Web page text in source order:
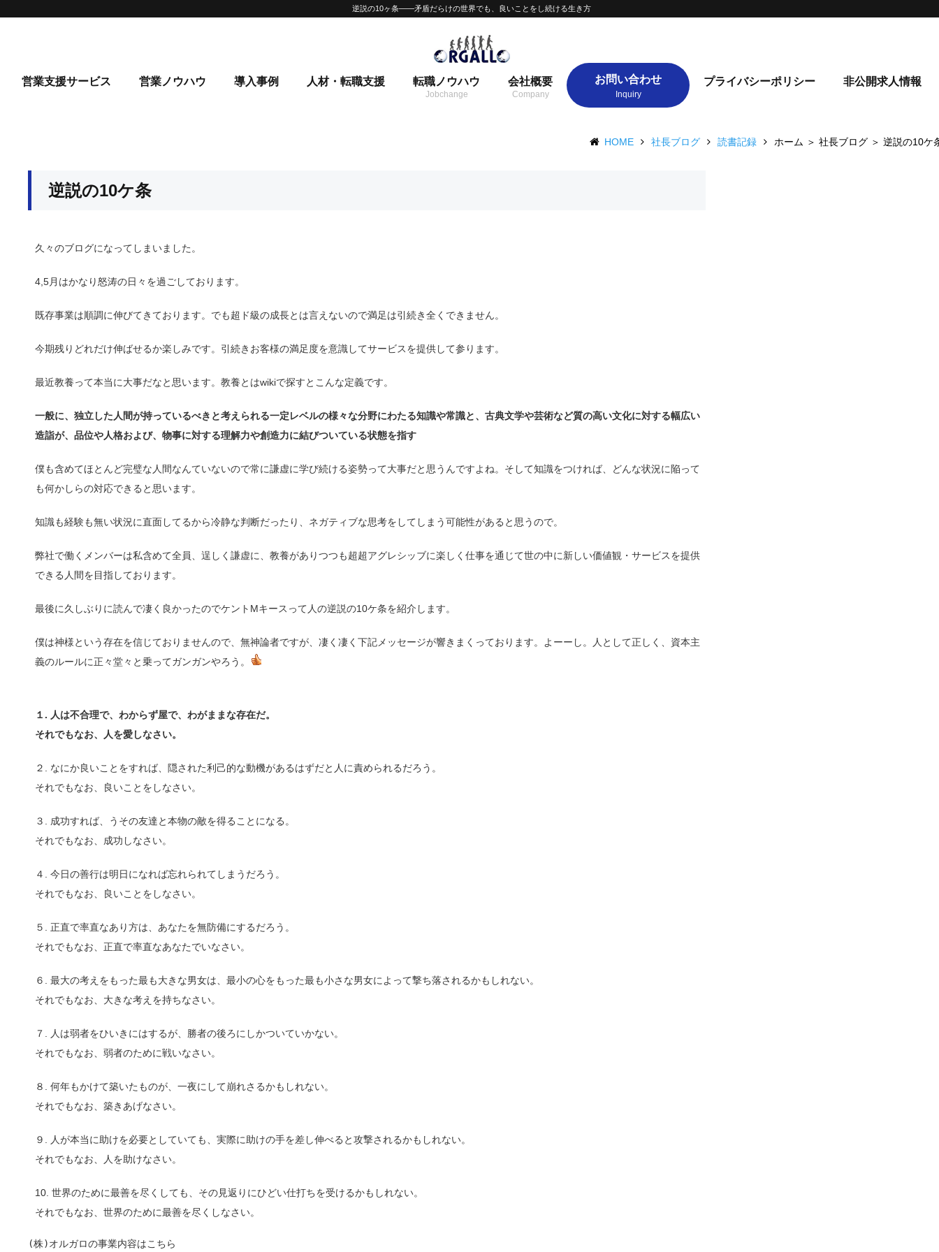
逆説の10ヶ条——矛盾だらけの世界でも、良いことをし続ける生き方
営業支援サービス 営業ノウハウ 導入事例 人材・転職支援 転職ノウハウ 会社概要 お問い合わせ プライバシーポリシー 非公開求人情報
HOME 社長ブログ 読書記録 ホーム ＞ 社長ブログ ＞ 逆説の10ケ
逆説の10ケ条
久々のブログになってしまいました。
4,5月はかなり怒涛の日々を過ごしております。
既存事業は順調に伸びてきております。でも超ド級の成長とは言えないので満足は引続き全くできません。
今期残りどれだけ伸ばせるか楽しみです。引続きお客様の満足度を意識してサービスを提供して参ります。
最近教養って本当に大事だなと思います。教養とはwikiで探すとこんな定義です。
一般に、独立した人間が持っているべきと考えられる一定レベルの様々な分野にわたる知識や常識と、古典文学や芸術など質の高い文化に対する幅広い
造詣が、品位や人格および、物事に対する理解力や創造力に結びついている状態を指す
僕も含めてほとんど完璧な人間なんていないので常に謙虚に学び続ける姿勢って大事だと思うんですよね。そして知識をつければ、どんな状況に陥って
も何かしらの対応できると思います。
知識も経験も無い状況に直面してるから冷静な判断だったり、ネガティブな思考をしてしまう可能性があると思うので。
弊社で働くメンバーは私含めて全員、逞しく謙虚に、教養がありつつも超超アグレシッブに楽しく仕事を通じて世の中に新しい価値観・サービスを提供
できる人間を目指しております。
最後に久しぶりに読んで凄く良かったのでケントMキースって人の逆説の10ケ条を紹介します。
僕は神様という存在を信じておりませんので、無神論者ですが、凄く凄く下記メッセージが響きまくっております。よーーし。人として正しく、資本主
義のルールに正々堂々と乗ってガンガンやろう。
１. 人は不合理で、わからず屋で、わがままな存在だ。
それでもなお、人を愛しなさい。
２. なにか良いことをすれば、隠された利己的な動機があるはずだと人に責められるだろう。
それでもなお、良いことをしなさい。
３. 成功すれば、うその友達と本物の敵を得ることになる。
それでもなお、成功しなさい。
４. 今日の善行は明日になれば忘れられてしまうだろう。
それでもなお、良いことをしなさい。
５. 正直で率直なあり方は、あなたを無防備にするだろう。
それでもなお、正直で率直なあなたでいなさい。
６. 最大の考えをもった最も大きな男女は、最小の心をもった最も小さな男女によって撃ち落されるかもしれない。
それでもなお、大きな考えを持ちなさい。
７. 人は弱者をひいきにはするが、勝者の後ろにしかついていかない。
それでもなお、弱者のために戦いなさい。
８. 何年もかけて築いたものが、一夜にして崩れさるかもしれない。
それでもなお、築きあげなさい。
９. 人が本当に助けを必要としていても、実際に助けの手を差し伸べると攻撃されるかもしれない。
それでもなお、人を助けなさい。
10. 世界のために最善を尽くしても、その見返りにひどい仕打ちを受けるかもしれない。
それでもなお、世界のために最善を尽くしなさい。
(株)オルガロの事業内容はこちら